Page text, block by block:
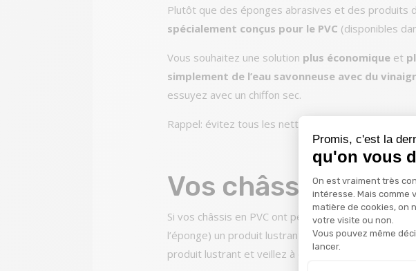
Promis, c'est la
qu'on vous
Plateforme
On est vraiment très
intéresse. Mais comme
matière de cookies, on
votre visite ou non.
Vous pouvez même
lancer.
Plutôt que des éponges abrasives et des
spécialement conçus pour le PVC (disponibles
Vous souhaitez une solution plus économiqueet
simplement de l’eau savonneuse avec du
essuyez avec un chiffon sec.
Rappel: évitez tous les nettoyants chimiques
Vos châssis en
Si vos châssis en PVC ont perdu de leur éclat, il
l’éponge) un produit lustrant pour PVC que vous
produit lustrant et veillez à essuyer les résidus